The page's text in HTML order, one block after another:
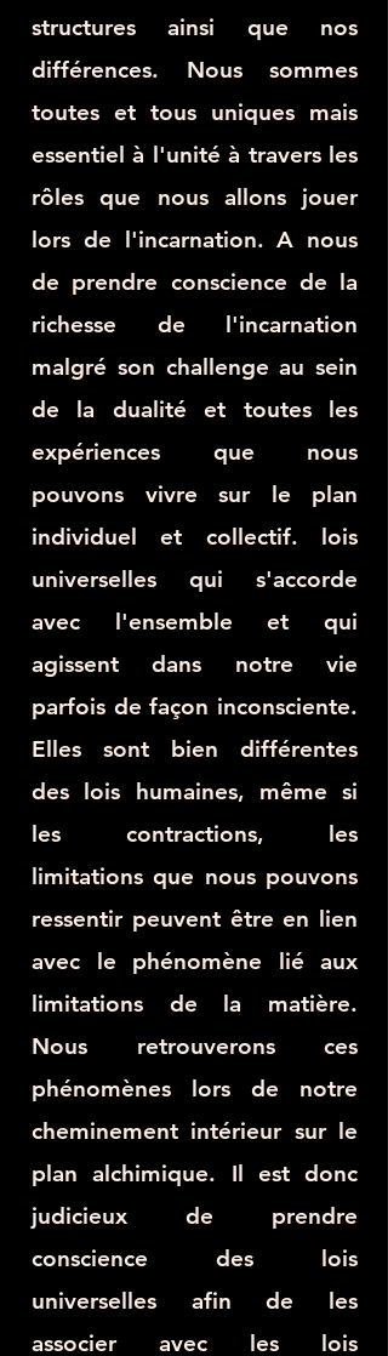
structures ainsi que nos
différences. Nous sommes
toutes et tous uniques mais
essentiel à l'unité à travers les
rôles que nous allons jouer
lors de l'incarnation. A nous
de prendre conscience de la
richesse de l'incarnation
malgré son challenge au sein
de la dualité et toutes les
expériences que nous
pouvons vivre sur le plan
individuel et collectif. lois
universelles qui s'accorde
avec l'ensemble et qui
agissent dans notre vie
parfois de façon inconsciente.
Elles sont bien différentes
des lois humaines, même si
les contractions, les
limitations que nous pouvons
ressentir peuvent être en lien
avec le phénomène lié aux
limitations de la matière.
Nous retrouverons ces
phénomènes lors de notre
cheminement intérieur sur le
plan alchimique. Il est donc
judicieux de prendre
conscience des lois
universelles afin de les
associer avec les lois